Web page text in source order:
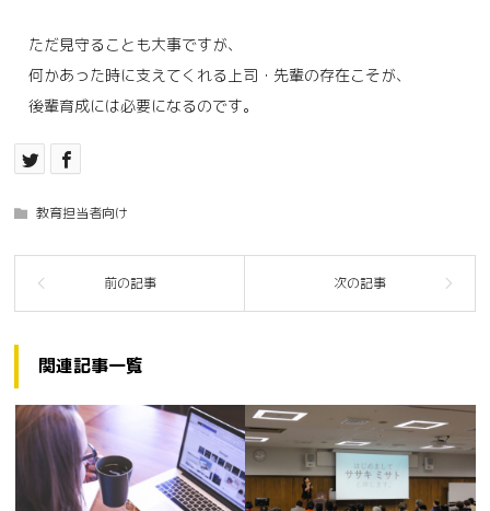
ただ見守ることも大事ですが、
何かあった時に支えてくれる上司・先輩の存在こそが、
後輩育成には必要になるのです。
教育担当者向け
関連記事一覧